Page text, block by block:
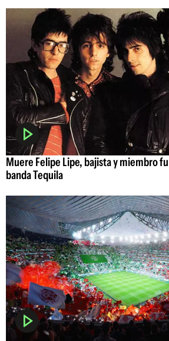
Muere Felipe Lipe, bajista y miembro
banda Tequila